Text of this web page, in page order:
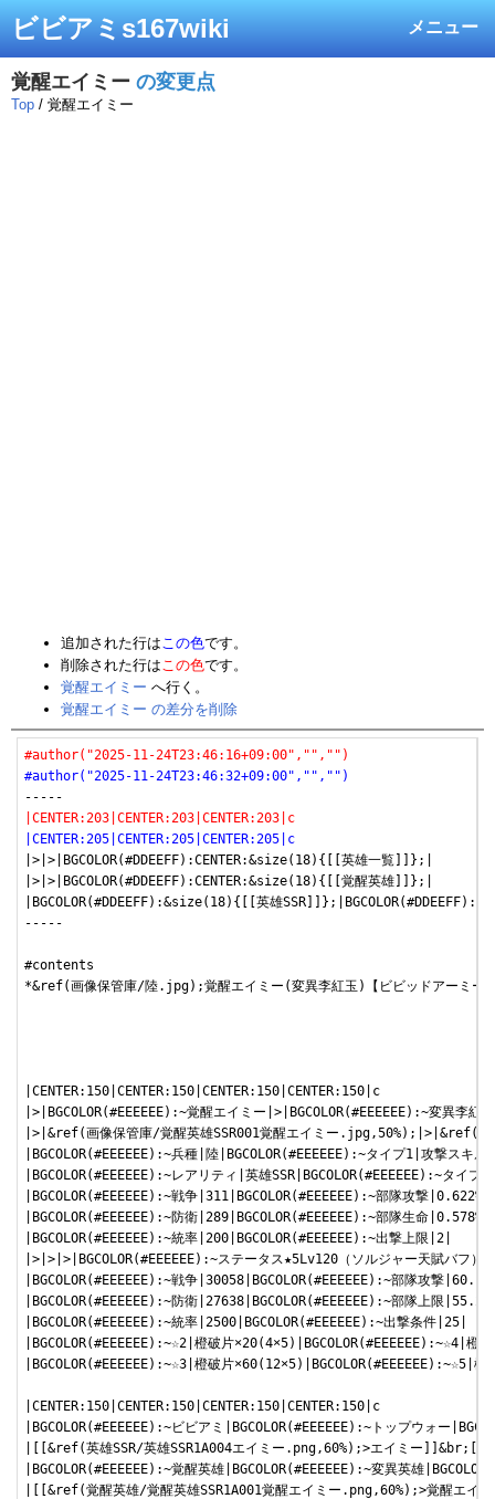
メニュー
ビビアミs167wiki
覚醒エイミー の変更点
Top / 覚醒エイミー
追加された行はこの色です。
削除された行はこの色です。
覚醒エイミー へ行く。
覚醒エイミー の差分を削除
#author("2025-11-24T23:46:16+09:00","","")
#author("2025-11-24T23:46:32+09:00","","")
|CENTER:203|CENTER:203|CENTER:203|c
|CENTER:205|CENTER:205|CENTER:205|c
|>|>|BGCOLOR(#DDEEFF):CENTER:&size(18){[[英雄一覧]]};|
|>|>|BGCOLOR(#DDEEFF):CENTER:&size(18){[[覚醒英雄]]};|
|BGCOLOR(#DDEEFF):&size(18){[[英雄
-----
#contents
*&ref(画像保管庫/陸.jpg);覚醒エイミー(変異李紅玉)【ビビッドアーミー
|CENTER:150|CENTER:150|CENTER:150|CENTER:150|c
|>|BGCOLOR(#EEEEEE):~覚醒エイミー|>|BGCOLOR(#EEEEEE):~変異李紅
|>|&ref(画像保管庫/覚醒英雄SSR001覚醒エイミー.jpg,50%);|>|&ref(
|BGCOLOR(#EEEEEE):~兵種|陸|BGCOLOR(#EEEEEE):~タイプ1|攻撃スキル
|BGCOLOR(#EEEEEE):~レアリティ|英雄SSR|BGCOLOR(#EEEEEE):~タイ
|BGCOLOR(#EEEEEE):~戦争|311|BGCOLOR(#EEEEEE):~部隊攻撃|0.622%|
|BGCOLOR(#EEEEEE):~防衛|289|BGCOLOR(#EEEEEE):~部隊生命|0.578%|
|BGCOLOR(#EEEEEE):~統率|200|BGCOLOR(#EEEEEE):~出撃上限|2|
|>|>|>|BGCOLOR(#EEEEEE):~ステータス★5Lv120（ソルジャー天賦バフ）|
|BGCOLOR(#EEEEEE):~戦争|30058|BGCOLOR(#EEEEEE):~部隊攻撃
|BGCOLOR(#EEEEEE):~防衛|27638|BGCOLOR(#EEEEEE):~部隊上限
|BGCOLOR(#EEEEEE):~統率|2500|BGCOLOR(#EEEEEE):~出撃条件|25|
|BGCOLOR(#EEEEEE):~☆2|橙破片×20(4×5)|BGCOLOR(#EEEEEE):~☆4|
|BGCOLOR(#EEEEEE):~☆3|橙破片×60(12×5)|BGCOLOR(#EEEEEE):~☆5|
|CENTER:150|CENTER:150|CENTER:150|CENTER:150|c
|BGCOLOR(#EEEEEE):~ビビアミ|BGCOLOR(#EEEEEE):~トップウォー
|[[&ref(英雄SSR/英雄SSR1A004エイミー.png,60%);>エイミー
|BGCOLOR(#EEEEEE):~覚醒英雄|BGCOLOR(#EEEEEE):~変異英雄
|[[&ref(覚醒英雄/覚醒英雄SSR1A001覚醒エイミー.png,60%);>覚醒